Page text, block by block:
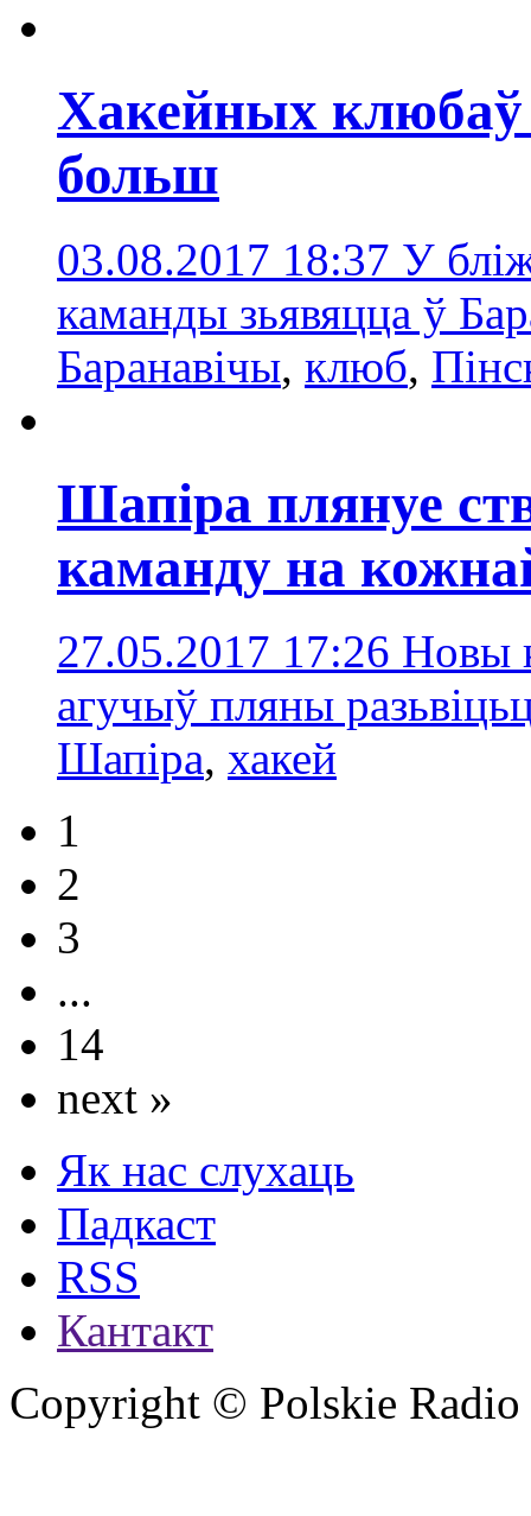
Хакейных клюбаў
больш
03.08.2017 18:37 У
каманды зьявяцца ў
Баранавічы, клюб,
Шапіра плянуе
каманду на
27.05.2017 17:26 Новы
агучыў пляны
Шапіра, хакей
1
2
3
...
14
next »
Як нас слухаць
Падкаст
RSS
Кантакт
Copyright © Polskie